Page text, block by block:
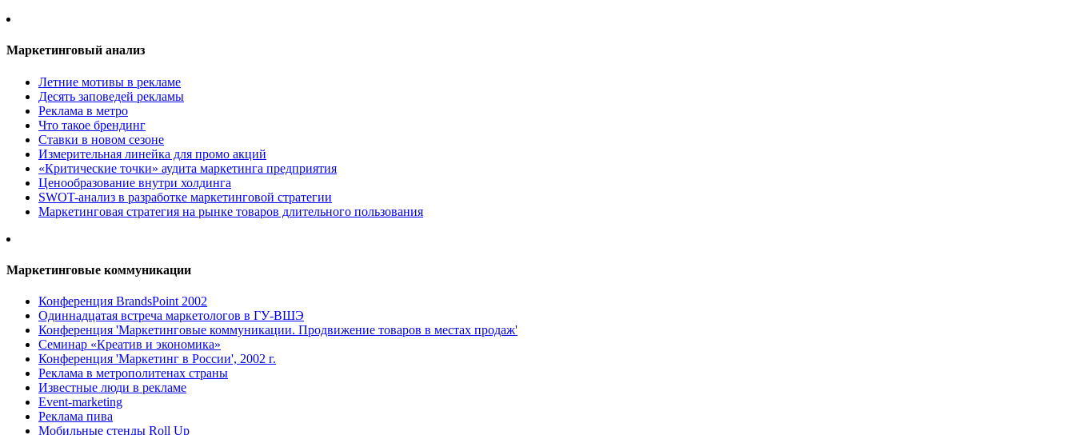
Маркетинговый анализ
Летние мотивы в рекламе
Десять заповедей рекламы
Реклама в метро
Что такое брендинг
Ставки в новом сезоне
Измерительная линейка для промо акций
«Критические точки» аудита маркетинга предприятия
Ценообразование внутри холдинга
SWOT-анализ в разработке маркетинговой стратегии
Маркетинговая стратегия на рынке товаров длительного пользования
Маркетинговые коммуникации
Конференция BrandsPoint 2002
Одиннадцатая встреча маркетологов в ГУ-ВШЭ
Конференция 'Маркетинговые коммуникации. Продвижение товаров в местах продаж'
Семинар «Креатив и экономика»
Конференция 'Маркетинг в России', 2002 г.
Реклама в метрополитенах страны
Известные люди в рекламе
Event-marketing
Реклама пива
Мобильные стенды Roll Up